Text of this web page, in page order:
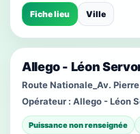
Fiche lieu Ville
Allego - Léon
Route Nationale_Av.
Opérateur : Allego - Léon
Puissance non renseignée